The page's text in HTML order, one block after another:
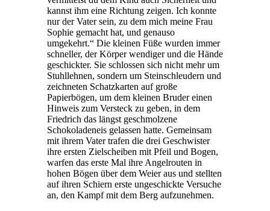
kannst ihm eine Richtung zeigen. Ich konnte
nur der Vater sein, zu dem mich meine Frau
Sophie gemacht hat, und genauso
umgekehrt.“ Die kleinen Füße wurden immer
schneller, der Körper wendiger und die Hände
geschickter. Sie schlossen sich nicht mehr um
Stuhllehnen, sondern um Steinschleudern und
zeichneten Schatzkarten auf große
Papierbögen, um dem kleinen Bruder einen
Hinweis zum Versteck zu geben, in dem
Friedrich das längst geschmolzene
Schokoladeneis gelassen hatte. Gemeinsam
mit ihrem Vater trafen die drei Geschwister
ihre ersten Zielscheiben mit Pfeil und Bogen,
warfen das erste Mal ihre Angelrouten in
hohen Bögen über dem Weier aus und stellten
auf ihren Schiern erste ungeschickte Versuche
an, den Kampf mit dem Berg aufzunehmen.